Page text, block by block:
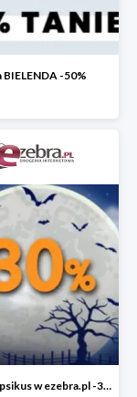
BIELENDA -50%
Nivea albo psikus w ezebra.pl -30%